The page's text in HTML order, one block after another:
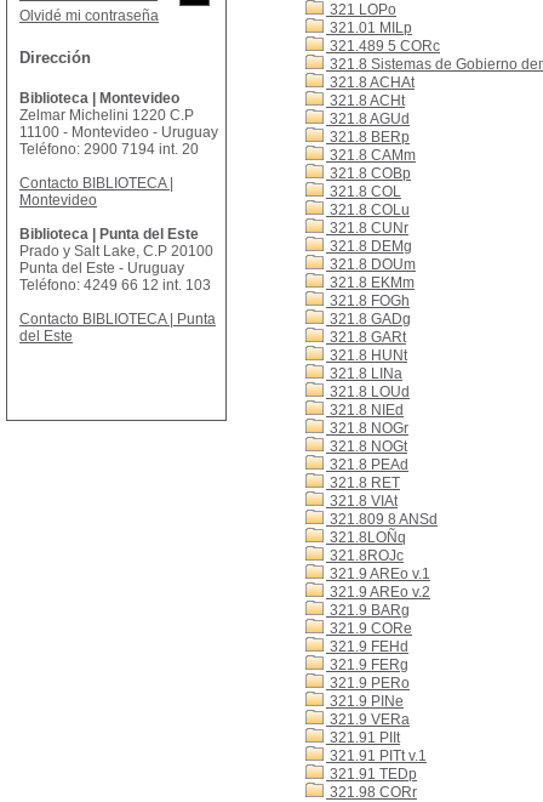
321 LOPo
321.01 MILp
321.489 5 CORc
321.8 Sistemas de Gobierno
321.8 ACHAt
321.8 ACHt
321.8 AGUd
321.8 BERp
321.8 CAMm
321.8 COBp
321.8 COL
321.8 COLu
321.8 CUNr
321.8 DEMg
321.8 DOUm
321.8 EKMm
321.8 FOGh
321.8 GADg
321.8 GARt
321.8 HUNt
321.8 LINa
321.8 LOUd
321.8 NIEd
321.8 NOGr
321.8 NOGt
321.8 PEAd
321.8 RET
321.8 VIAt
321.809 8 ANSd
321.8LOÑq
321.8ROJc
321.9 AREo v.1
321.9 AREo v.2
321.9 BARg
321.9 CORe
321.9 FEHd
321.9 FERg
321.9 PERo
321.9 PINe
321.9 VERa
321.91 PIIt
321.91 PITt v.1
321.91 TEDp
321.98 CORr
Olvidé mi contraseña
Dirección
Biblioteca | Montevideo
Zelmar Michelini 1220 C.P
11100 - Montevideo - Uruguay
Teléfono: 2900 7194 int. 20
Contacto BIBLIOTECA |
Montevideo
Biblioteca | Punta del Este
Prado y Salt Lake, C.P 20100
Punta del Este - Uruguay
Teléfono: 4249 66 12 int. 103
Contacto BIBLIOTECA | Punta
del Este